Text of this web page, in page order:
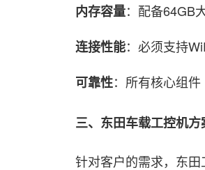
内存容量：配备64GB
连接性能：必须支持
可靠性：所有核心组
三、东田车载工控机方
针对客户的需求，东田